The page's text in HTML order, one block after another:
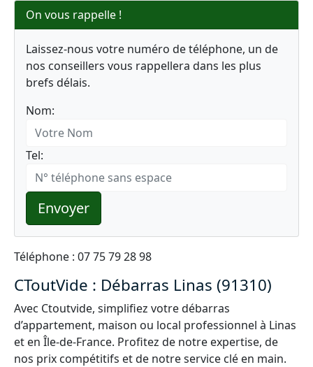
On vous rappelle !
Laissez-nous votre numéro de téléphone, un de
nos conseillers vous rappellera dans les plus
brefs délais.
Nom:
Tel:
Envoyer
Téléphone : 07 75 79 28 98
CToutVide : Débarras Linas (91310)
Avec Ctoutvide, simplifiez votre débarras
d’appartement, maison ou local professionnel à Linas
et en Île-de-France. Profitez de notre expertise, de
nos prix compétitifs et de notre service clé en main.